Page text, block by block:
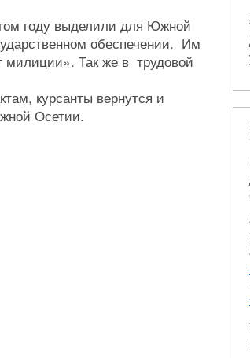
году выделили для Южной
обеспечении. Им
милиции». Так же в трудовой
курсанты вернутся и
Осетии.